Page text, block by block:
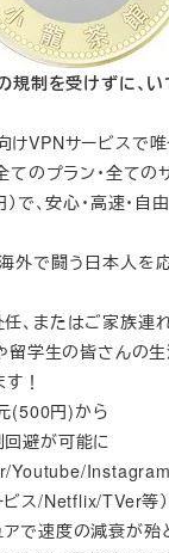
制を受けずに、い
けVPNサービスで唯
のプラン・全ての
で、安心・高速・自
外で闘う日本人を
、またはご家族連
留学生の皆さんの
！
(500円)から
回避が可能に
Youtube/
ス/Netflix/TVer等）
で速度の減衰が殆